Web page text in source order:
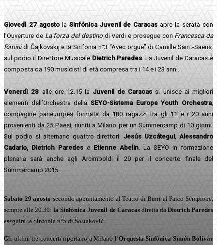
Giovedì 27 agostola Sinfónica Juvenil de Caracas apre la serata con
l’Ouverture de La forza del destinodi Verdi e prosegue con Francesca da
Riminidi Čajkovskij e la Sinfonia n°3 “Avec orgue” di Camille Saint-Saëns:
sul podio il Direttore Musicale Dietrich Paredes . La Juvenil de Caracas è
composta da 190 musicisti di età compresa tra i 14 e i 23 anni.
Venerdì 28 alle ore 12.15 la Juvenil de Caracas si unisce ai migliori
elementi dell’OrchestradellaSEYO-Sistema Europe Youth Orchestra,
compagine paneuropea formata da 180 ragazzi tra gli 11 e i 20 anni
provenienti da 25 Paesi, riuniti a Milano per un Summercamp di 10 giorni.
Sul podio si alternano quattro direttori: Jesús Uzcátegui, Alessandro
Cadario, Dietrich Paredes e Etienne Abelin
La SEYO in formazione
plenaria sarà anche agli Arcimboldi il 29 per il concerto finale del
Summercamp 2015.
Sabato 29 agosto secondo appuntamento al Teatro di Burri al Parco Sempione,
sempre alle 20.30:laSinfónica Juvenil de Caracasdiretta da Dietrich Paredes
eseguirà la Sinfonia n°5 di Šostakovič.
Gli ultimi tre concerti riportano a Milano l’Orquesta Sinfónica Simón Bolívar